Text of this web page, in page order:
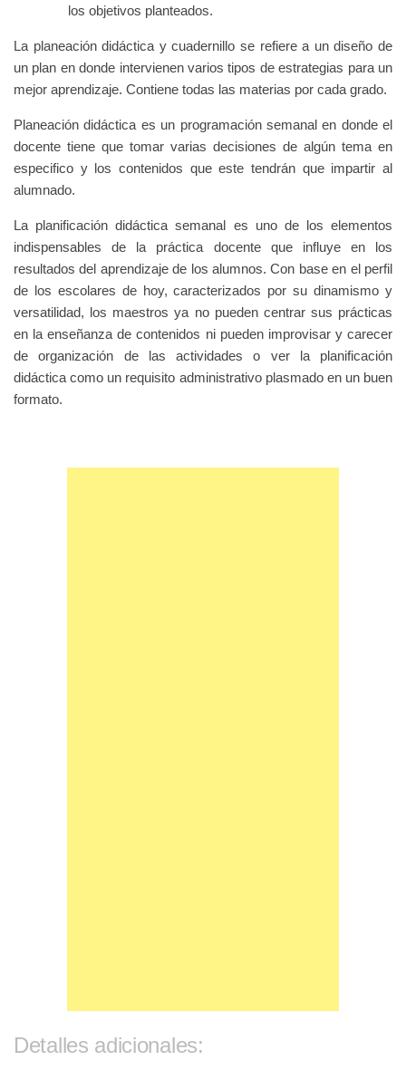
los objetivos planteados.
La planeación didáctica y cuadernillo se refiere a un diseño de
un plan en donde intervienen varios tipos de estrategias para un
mejor aprendizaje. Contiene todas las materias por cada grado.
Planeación didáctica es un programación semanal en donde el
docente tiene que tomar varias decisiones de algún tema en
especifico y los contenidos que este tendrán que impartir al
alumnado.
La planificación didáctica semanal es uno de los elementos
indispensables de la práctica docente que influye en los
resultados del aprendizaje de los alumnos. Con base en el perfil
de los escolares de hoy, caracterizados por su dinamismo y
versatilidad, los maestros ya no pueden centrar sus prácticas
en la enseñanza de contenidos ni pueden improvisar y carecer
de organización de las actividades o ver la planificación
didáctica como un requisito administrativo plasmado en un buen
formato.
Detalles adicionales: